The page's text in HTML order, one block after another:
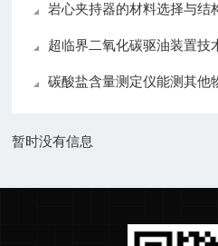
岩心夹持器的材料选择与结
超临界二氧化碳驱油装置技
碳酸盐含量测定仪能测其他
暂时没有信息